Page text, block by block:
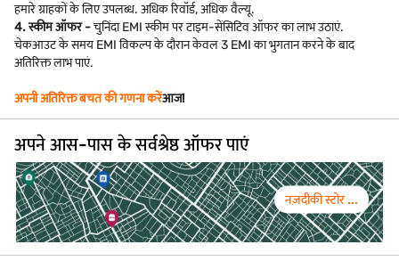
हमारे ग्राहकों के लिए उपलब्ध. अधिक रिवॉर्ड, अधिक वैल्यू.
4. स्कीम ऑफर -चुनिंदा EMI स्कीम पर टाइम-सेंसिटिव ऑफर का लाभ उठाएं.
चेकआउट के समय EMI विकल्प के दौरान केवल 3 EMI का भुगतान करने के बाद
अतिरिक्त लाभ पाएं.
अपनी अतिरिक्त बचत की गणना करेंआज!
अपने आस-पास के सर्वश्रेष्ठ ऑफर पाएं
नज़दीकी स्टोर ...